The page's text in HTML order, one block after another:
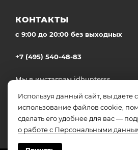
Используя данный сайт, вы даете
использование файлов cookie,
сделать его удобнее для вас —
о работе с Персональными
КОНТАКТЫ
c 9:00 до 20:00 без выходных
+7 (495) 540-48-83
Мы в инстаграмidhunterss
Доставка во все регионы России